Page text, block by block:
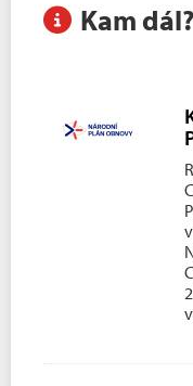
Kam dál?